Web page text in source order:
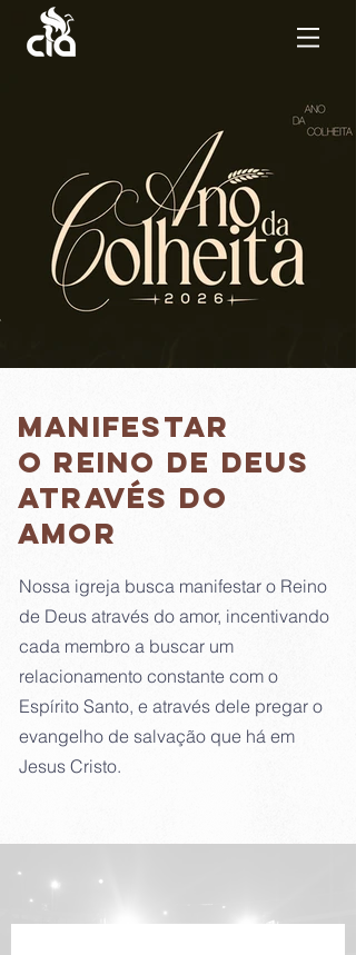
Manifestar
o reino de deus
através do
amor
Nossa igreja busca manifestar o Reino
de Deus através do amor, incentivando
cada membro a buscar um
relacionamento constante com o
Espírito Santo, e através dele pregar o
evangelho de salvação que há em
Jesus Cristo.